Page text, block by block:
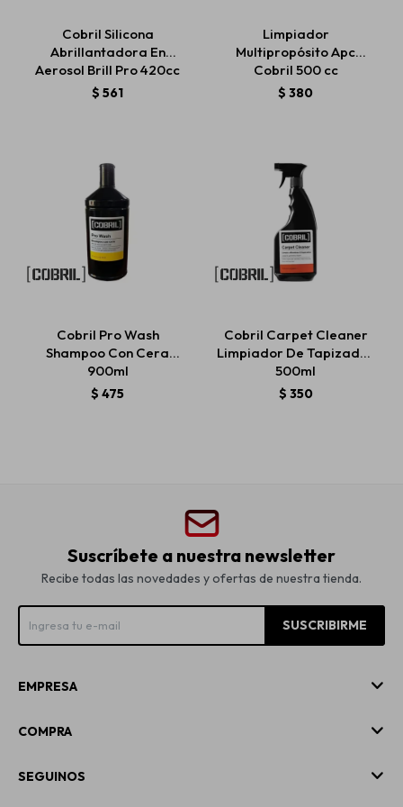
Cobril Silicona
Abrillantadora En
Aerosol Brill Pro 420cc
$ 561
Limpiador
Multipropósito Apc
Cobril 500 cc
$ 380
Cobril Pro Wash
Shampoo Con Cera
900ml
$ 475
Cobril Carpet Cleaner
Limpiador De Tapizados
500ml
$ 350
Suscríbete a nuestra newsletter
Recibe todas las novedades y ofertas de nuestra tienda.
SUSCRIBIRME
EMPRESA
COMPRA
SEGUINOS